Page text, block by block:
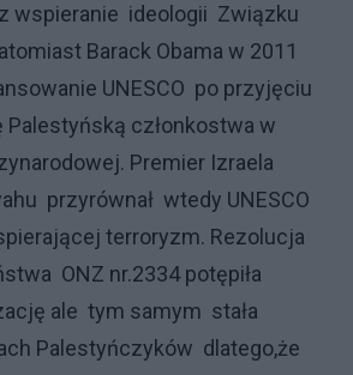
wspieranie ideologii Związku
Barack Obama w 2011
UNESCO po przyjęciu
członkostwa w
Premier Izraela
przyrównał wtedy UNESCO
terroryzm. Rezolucja
ONZ nr.2334 potępiła
ale tym samym stała
Palestyńczyków dlatego,że